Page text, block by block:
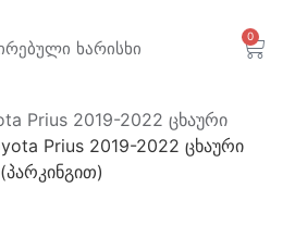
ხარისხი
0
Prius 2019-2022 ცხაური
Prius 2019-2022 ცხაური
(პარკინგით)